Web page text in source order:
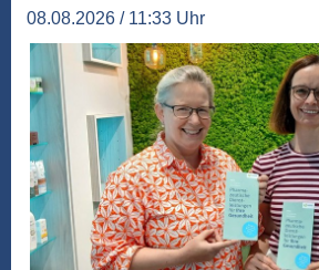
08.08.2026 / 11:33 Uhr